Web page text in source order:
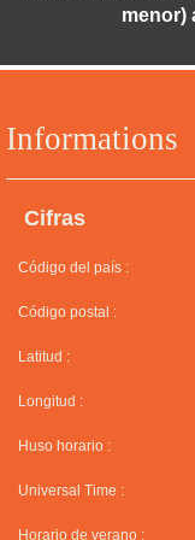
Informations
Cifras
Código del país :
Código postal :
Latitud :
Longitud :
Huso horario :
Universal Time :
Horario de verano :
menor)